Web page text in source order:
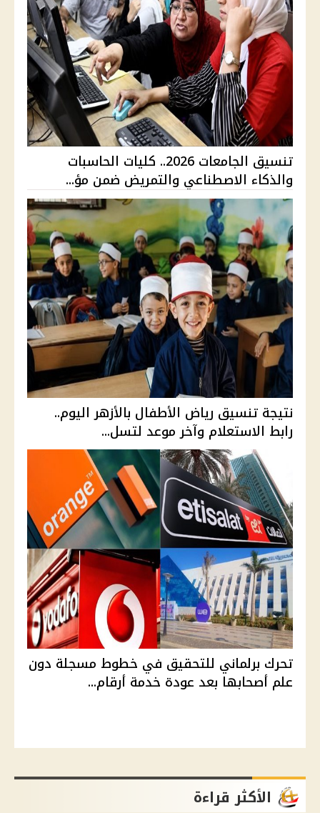
تنسيق الجامعات 2026.. كليات الحاسبات
والذكاء الاصطناعي والتمريض ضمن مؤ...
نتيجة تنسيق رياض الأطفال بالأزهر اليوم..
رابط الاستعلام وآخر موعد لتسل...
تحرك برلماني للتحقيق في خطوط مسجلة دون
علم أصحابها بعد عودة خدمة أرقام...
الأكثر قراءة